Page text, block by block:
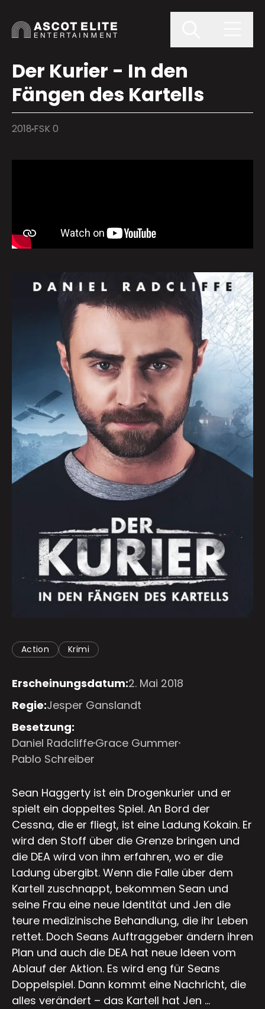
Der Kurier - In den
Fängen des Kartells
2018 FSK 0
Action Krimi
Erscheinungsdatum:2. Mai 2018
Regie:Jesper Ganslandt
Besetzung:
Daniel RadcliffeGrace Gummer
Pablo Schreiber
Sean Haggerty ist ein Drogenkurier und er
spielt ein doppeltes Spiel. An Bord der
Cessna, die er fliegt, ist eine Ladung Kokain. Er
wird den Stoff über die Grenze bringen und
die DEA wird von ihm erfahren, wo er die
Ladung übergibt. Wenn die Falle über dem
Kartell zuschnappt, bekommen Sean und
seine Frau eine neue Identität und Jen die
teure medizinische Behandlung, die ihr Leben
rettet. Doch Seans Auftraggeber ändern ihren
Plan und auch die DEA hat neue Ideen vom
Ablauf der Aktion. Es wird eng für Seans
Doppelspiel. Dann kommt eine Nachricht, die
alles verändert – das Kartell hat Jen …